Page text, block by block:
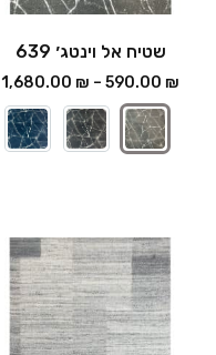
שטיח אל וינטג׳ 639
590.00 ₪
–
1,680.00 ₪